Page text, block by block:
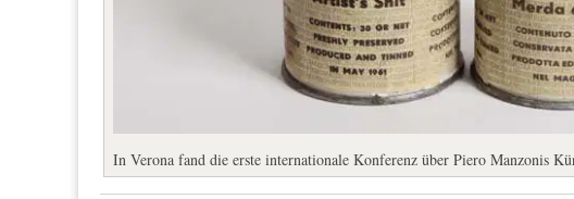
In Verona fand die erste internationale Konferenz über Piero Manzonis